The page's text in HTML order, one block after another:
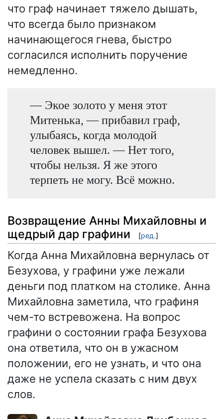
что граф начинает тяжело дышать,
что всегда было признаком
начинающегося гнева, быстро
согласился исполнить поручение
немедленно.
— Экое золото у меня этот
Митенька, — прибавил граф,
улыбаясь, когда молодой
человек вышел. — Нет того,
чтобы нельзя. Я же этого
терпеть не могу. Всё можно.
Возвращение Анны Михайловны и
щедрый дар графини
[ред.]
Когда Анна Михайловна вернулась от
Безухова, у графини уже лежали
деньги под платком на столике. Анна
Михайловна заметила, что графиня
чем-то встревожена. На вопрос
графини о состоянии графа Безухова
она ответила, что он в ужасном
положении, его не узнать, и что она
даже не успела сказать с ним двух
слов.